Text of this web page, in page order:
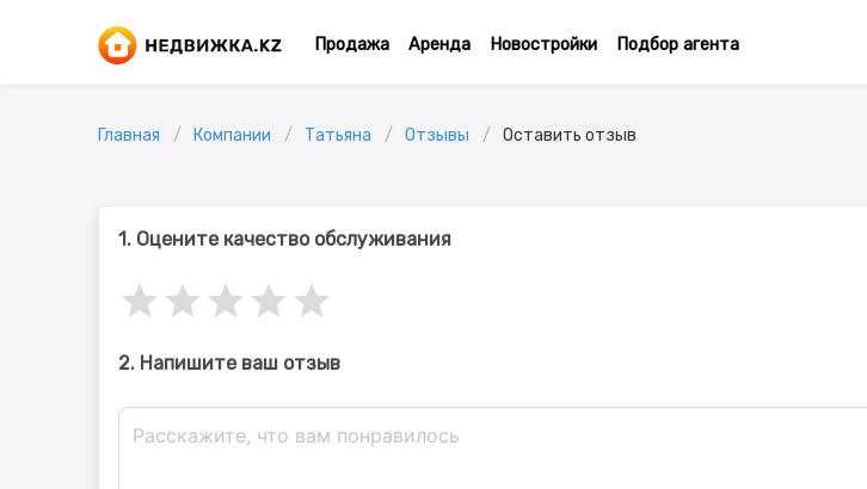
Продажа Аренда Новостройки Подбор агента
Главная Компании Татьяна Отзывы Оставить отзыв
1. Оцените качество обслуживания
2. Напишите ваш отзыв